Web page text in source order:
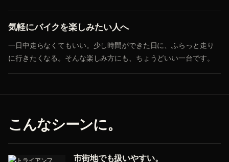
気軽にバイクを楽しみたい人へ
一日中走らなくてもいい。少し時間ができた日に、ふらっと走り
に行きたくなる。そんな楽しみ方にも、ちょうどいい一台です。
こんなシーンに。
市街地でも扱いやすい。